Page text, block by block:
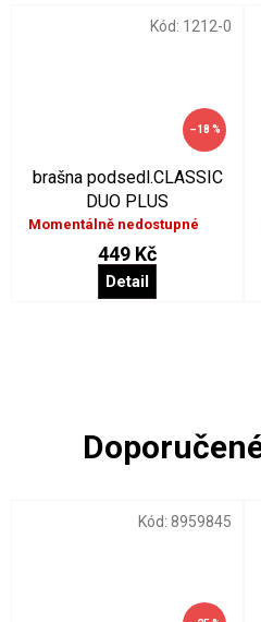
Kód: 8959845
–18 %
brašna podsedl.CLASSIC
DUO PLUS
Momentálně nedostupné
449 Kč
Detail
Kód: 1212-0